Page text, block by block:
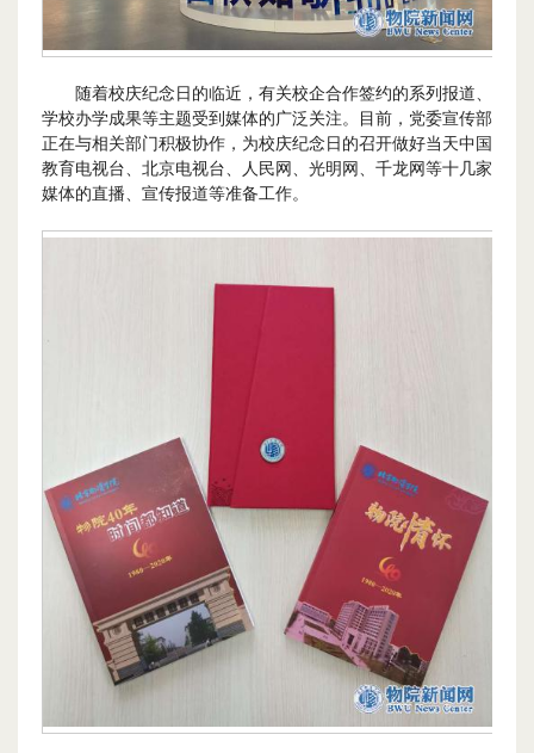
随着校庆纪念日的临近，有关校企合作签约的系列报道、
学校办学成果等主题受到媒体的广泛关注。目前，党委宣传部
正在与相关部门积极协作，为校庆纪念日的召开做好当天中国
教育电视台、北京电视台、人民网、光明网、千龙网等十几家
媒体的直播、宣传报道等准备工作。